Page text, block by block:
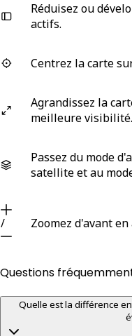
Réduisez ou
actifs.
Centrez la carte
Agrandissez la
meilleure visibilité.
Passez du mode
satellite et au
/ Zoomez d'avant
Questions
Quelle est la différence